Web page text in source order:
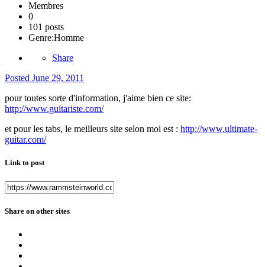
Membres
0
101 posts
Genre:Homme
Share
Posted June 29, 2011
pour toutes sorte d'information, j'aime bien ce site:
http://www.guitariste.com/
et pour les tabs, le meilleurs site selon moi est : http://www.ultimate-
guitar.com/
Link to post
Share on other sites